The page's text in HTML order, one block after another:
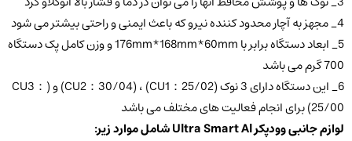
4_ مجهز به آچار محدود کننده نیرو که باعث ایمنی و راحتی بیشتر می شود
5_ ابعاد دستگاه برابر با 176mm*168mm*60mm و وزن کامل پک دستگاه
700 گرم می باشد
6_ این دستگاه دارای 3 نوک (CU1：25/02) ، (CU2：30/04) و (CU3：
25/00) برای انجام فعالیت های مختلف می باشد
لوازم جانبی وودپکر Ultra Smart Al شامل موارد زیر: